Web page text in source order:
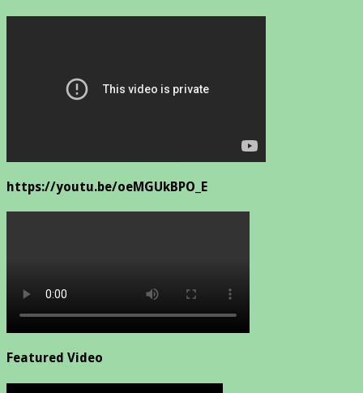
https://youtu.be/oeMGUkBPO_E
Featured Video